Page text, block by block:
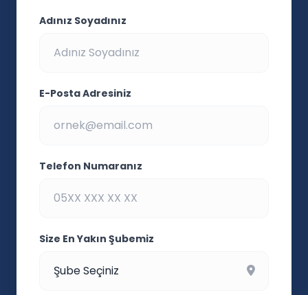
Adınız Soyadınız
E-Posta Adresiniz
Telefon Numaranız
Size En Yakın Şubemiz